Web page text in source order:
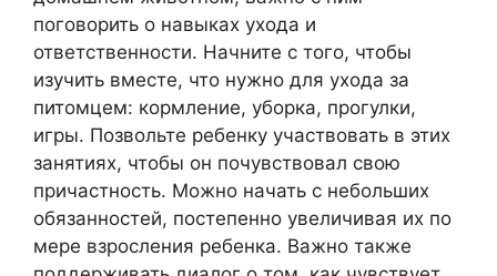
поговорить о навыках ухода и
ответственности. Начните с того, чтобы
изучить вместе, что нужно для ухода за
питомцем: кормление, уборка, прогулки,
игры. Позвольте ребенку участвовать в этих
занятиях, чтобы он почувствовал свою
причастность. Можно начать с небольших
обязанностей, постепенно увеличивая их по
мере взросления ребенка. Важно также